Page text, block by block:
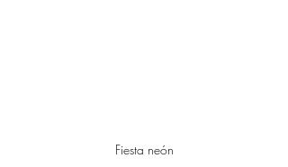
Fiesta neón